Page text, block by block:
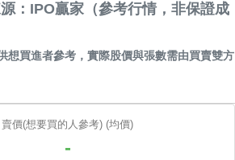
源：IPO贏家（參考行情，非保證成
想買進者參考，實際股價與張數需由買賣雙方
賣價(想要買的人參考) (均價)
-